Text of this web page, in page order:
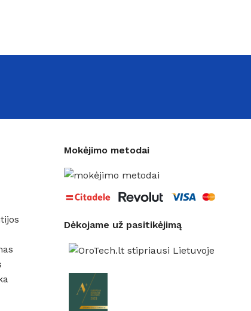
Mokėjimo metodai
Dėkojame už pasitikėjimą